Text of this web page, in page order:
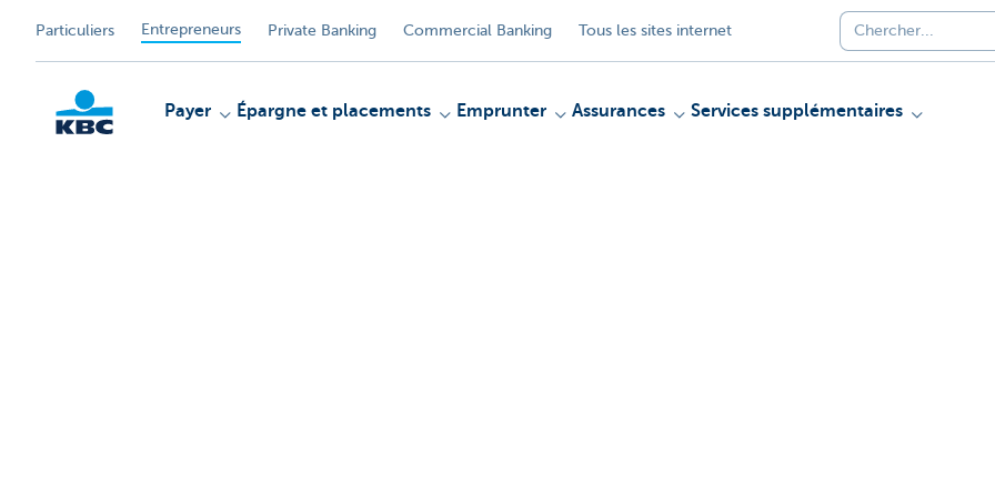
Particuliers Entrepreneurs Private Banking Commercial Banking Tous les sites internet
Payer Épargne et placements Emprunter Assurances Services supplémentaires